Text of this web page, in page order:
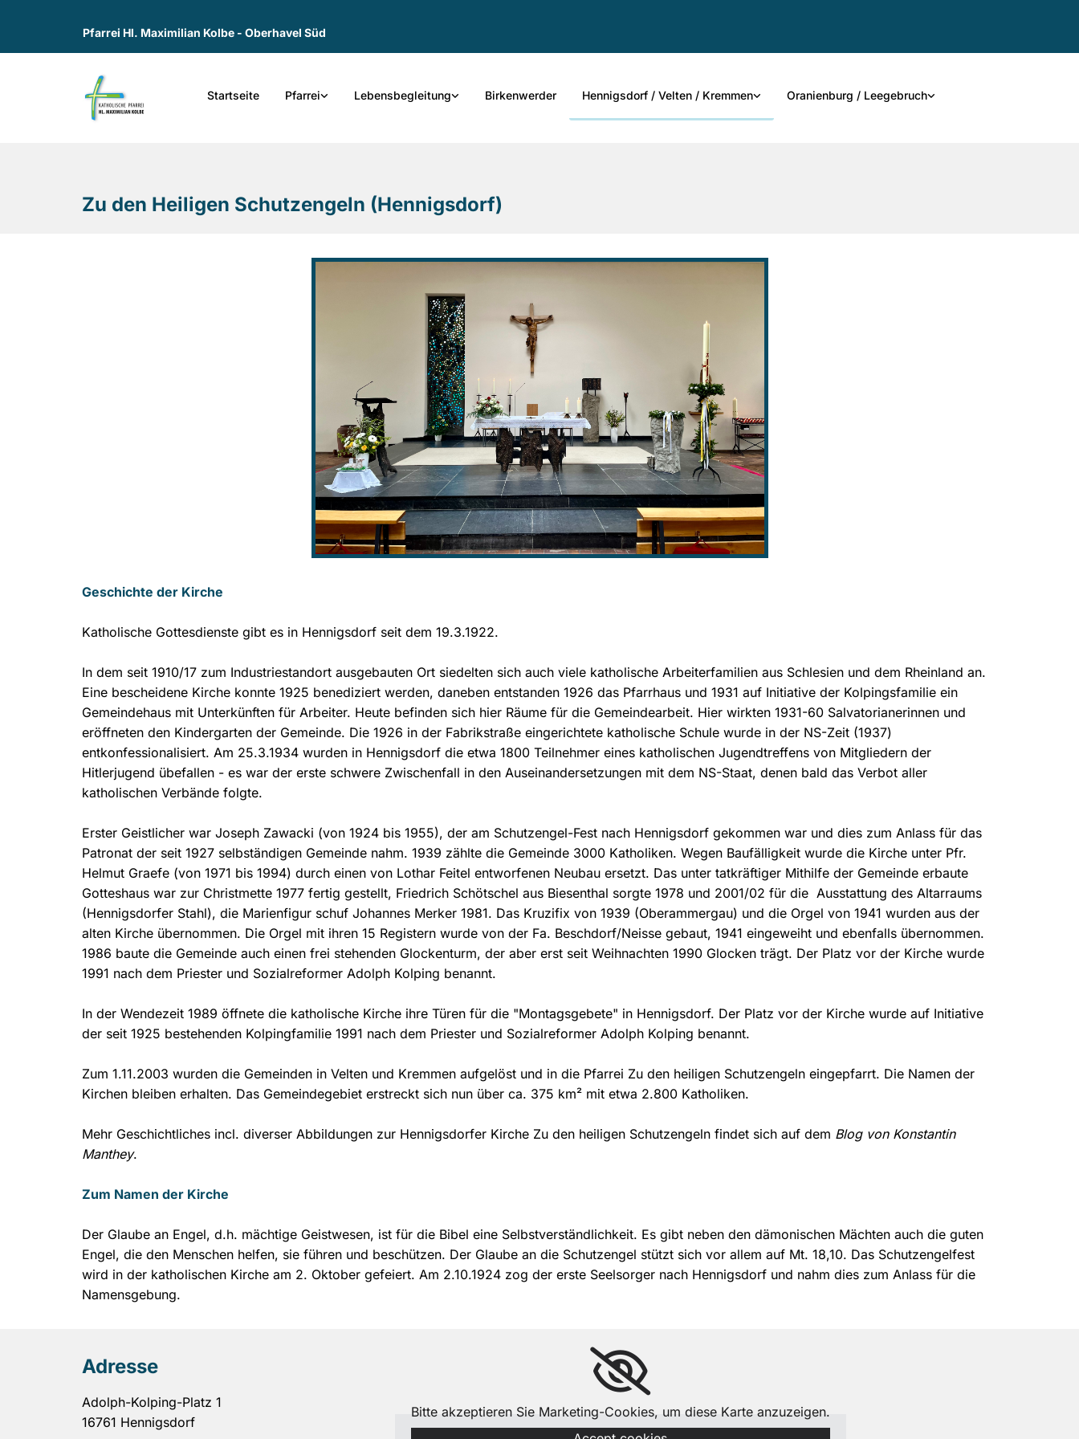
Pfarrei Hl. Maximilian Kolbe - Oberhavel Süd
Startseite Pfarrei Lebensbegleitung Birkenwerder Hennigsdorf / Velten / Kremmen Oranienburg / Leegebruch
Zu den Heiligen Schutzengeln (Hennigsdorf)
Geschichte der Kirche
Katholische Gottesdienste gibt es in Hennigsdorf seit dem 19.3.1922.
In dem seit 1910/17 zum Industriestandort ausgebauten Ort siedelten sich auch viele katholische Arbeiterfamilien aus Schlesien und dem Rheinland an.
Eine bescheidene Kirche konnte 1925 benediziert werden, daneben entstanden 1926 das Pfarrhaus und 1931 auf Initiative der Kolpingsfamilie ein
Gemeindehaus mit Unterkünften für Arbeiter. Heute befinden sich hier Räume für die Gemeindearbeit. Hier wirkten 1931-60 Salvatorianerinnen und
eröffneten den Kindergarten der Gemeinde. Die 1926 in der Fabrikstraße eingerichtete katholische Schule wurde in der NS-Zeit (1937)
entkonfessionalisiert. Am 25.3.1934 wurden in Hennigsdorf die etwa 1800 Teilnehmer eines katholischen Jugendtreffens von Mitgliedern der
Hitlerjugend übefallen - es war der erste schwere Zwischenfall in den Auseinandersetzungen mit dem NS-Staat, denen bald das Verbot aller
katholischen Verbände folgte.
Erster Geistlicher war Joseph Zawacki (von 1924 bis 1955), der am Schutzengel-Fest nach Hennigsdorf gekommen war und dies zum Anlass für das
Patronat der seit 1927 selbständigen Gemeinde nahm. 1939 zählte die Gemeinde 3000 Katholiken. Wegen Baufälligkeit wurde die Kirche unter Pfr.
Helmut Graefe (von 1971 bis 1994) durch einen von Lothar Feitel entworfenen Neubau ersetzt. Das unter tatkräftiger Mithilfe der Gemeinde erbaute
Gotteshaus war zur Christmette 1977 fertig gestellt, Friedrich Schötschel aus Biesenthal sorgte 1978 und 2001/02 für die Ausstattung des Altarraums
(Hennigsdorfer Stahl), die Marienfigur schuf Johannes Merker 1981. Das Kruzifix von 1939 (Oberammergau) und die Orgel von 1941 wurden aus der
alten Kirche übernommen. Die Orgel mit ihren 15 Registern wurde von der Fa. Beschdorf/Neisse gebaut, 1941 eingeweiht und ebenfalls übernommen.
1986 baute die Gemeinde auch einen frei stehenden Glockenturm, der aber erst seit Weihnachten 1990 Glocken trägt. Der Platz vor der Kirche wurde
1991 nach dem Priester und Sozialreformer Adolph Kolping benannt.
In der Wendezeit 1989 öffnete die katholische Kirche ihre Türen für die "Montagsgebete" in Hennigsdorf. Der Platz vor der Kirche wurde auf Initiative
der seit 1925 bestehenden Kolpingfamilie 1991 nach dem Priester und Sozialreformer Adolph Kolping benannt.
Zum 1.11.2003 wurden die Gemeinden in Velten und Kremmen aufgelöst und in die Pfarrei Zu den heiligen Schutzengeln eingepfarrt. Die Namen der
Kirchen bleiben erhalten. Das Gemeindegebiet erstreckt sich nun über ca. 375 km² mit etwa 2.800 Katholiken.
Mehr Geschichtliches incl. diverser Abbildungen zur Hennigsdorfer Kirche Zu den heiligen Schutzengeln findet sich auf dem Blog von Konstantin
Manthey.
Zum Namen der Kirche
Der Glaube an Engel, d.h. mächtige Geistwesen, ist für die Bibel eine Selbstverständlichkeit. Es gibt neben den dämonischen Mächten auch die guten
Engel, die den Menschen helfen, sie führen und beschützen. Der Glaube an die Schutzengel stützt sich vor allem auf Mt. 18,10. Das Schutzengelfest
wird in der katholischen Kirche am 2. Oktober gefeiert. Am 2.10.1924 zog der erste Seelsorger nach Hennigsdorf und nahm dies zum Anlass für die
Namensgebung.
Adresse
Adolph-Kolping-Platz 1
16761 Hennigsdorf
Bitte akzeptieren Sie Marketing-Cookies, um diese Karte anzuzeigen.